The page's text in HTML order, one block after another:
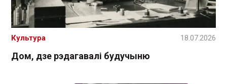
Дом, дзе рэдагавалі будучыню
Культура 18.07.2026